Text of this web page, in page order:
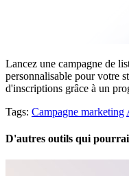
Lancez une campagne de
personnalisable pour votre
d'inscriptions grâce à un
Tags: Campagne marketing
D'autres outils qui